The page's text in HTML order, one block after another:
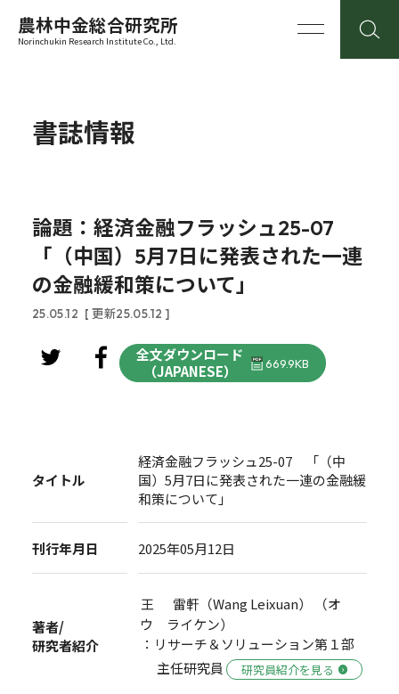
農林中金総合研究所
Norinchukin Research Institute Co., Ltd.
書誌情報
論題：経済金融フラッシュ25-07
「（中国）5月7日に発表された一連
の金融緩和策について」
25.05.12 [ 更新25.05.12 ]
全文ダウンロード
（JAPANESE）
669.9KB
タイトル
経済金融フラッシュ25-07 「（中
国）5月7日に発表された一連の金融緩
和策について」
刊行年月日 2025年05月12日
著者/
研究者紹介
王 雷軒（Wang Leixuan） （オ
ウ ライケン）
：リサーチ＆ソリューション第１部
主任研究員
研究員紹介を見る